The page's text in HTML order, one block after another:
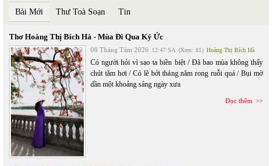
Bài Mới Thư Toà Soạn Tin
Thơ Hoàng Thị Bích Hà - Mùa Đi Qua Ký Ức
08 Tháng Tám 2026 12:47 SA (Xem: 81) Hoàng Thị Bích Hà
Có người hỏi vì sao ta biền biệt / Đã bao mùa không thấy
chút tăm hơi / Có lẽ bởi tháng năm rong ruỗi quá / Bụi mờ
dần một khoảng sáng ngày xưa
Đọc thêm